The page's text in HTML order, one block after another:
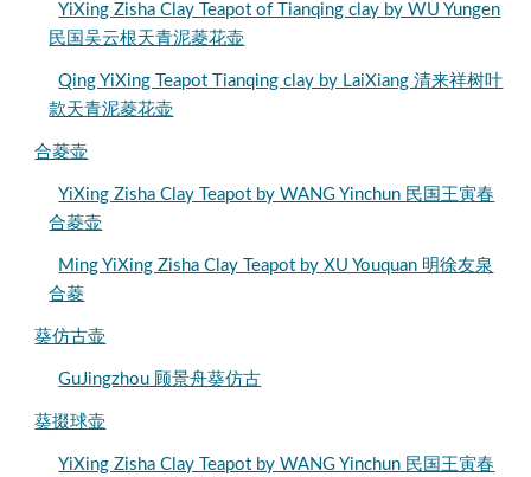
YiXing Zisha Clay Teapot of Tianqing clay by WU Yungen
民国吴云根天青泥菱花壶
Qing YiXing Teapot Tianqing clay by LaiXiang 清来祥树叶
款天青泥菱花壶
合菱壶
YiXing Zisha Clay Teapot by WANG Yinchun 民国王寅春
合菱壶
Ming YiXing Zisha Clay Teapot by XU Youquan 明徐友泉
合菱
葵仿古壶
GuJingzhou 顾景舟葵仿古
葵掇球壶
YiXing Zisha Clay Teapot by WANG Yinchun 民国王寅春